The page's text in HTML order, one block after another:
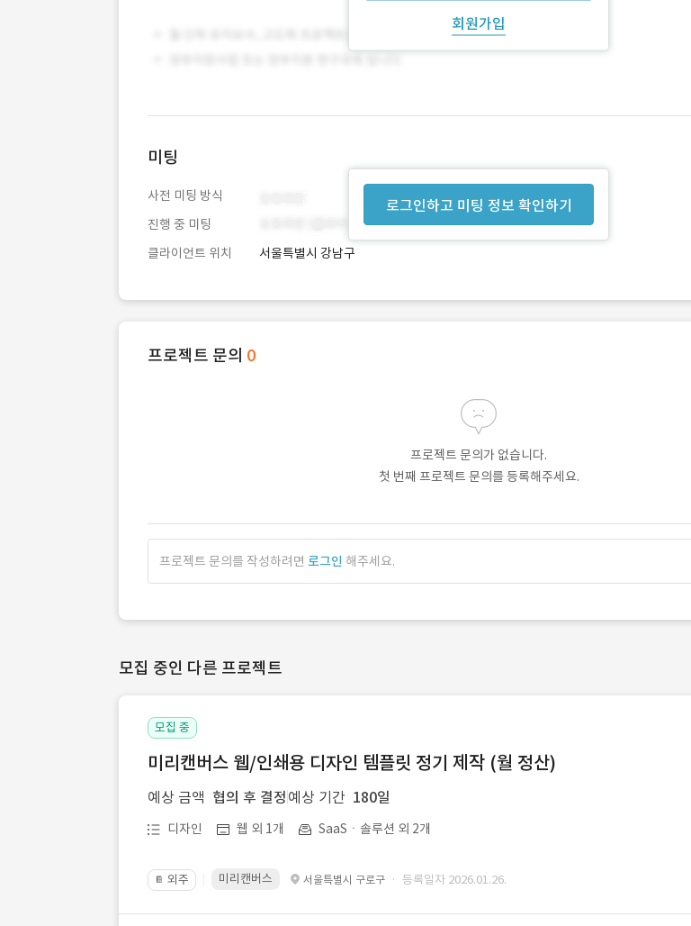
회원가입
로그인하고 미팅 정보 확인하기
미팅
사전 미팅 방식
진행 중 미팅
클라이언트 위치
서울특별시 강남구
프로젝트 문의 0
프로젝트 문의가 없습니다.
첫 번째 프로젝트 문의를 등록해주세요.
프로젝트 문의를 작성하려면 로그인 해주세요.
모집 중인 다른 프로젝트
모집 중
미리캔버스 웹/인쇄용 디자인 템플릿 정기 제작 (월 정산)
예상 금액 협의 후 결정 예상 기간 180일
디자인 웹 외 1개 SaaSㆍ솔루션 외 2개
📔 외주 미리캔버스 서울특별시 구로구 · 등록일자 2026.01.26.